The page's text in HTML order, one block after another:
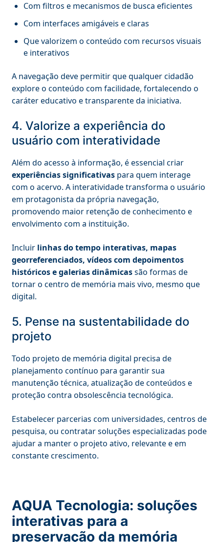
Com filtros e mecanismos de busca eficientes
Com interfaces amigáveis e claras
Que valorizem o conteúdo com recursos visuais
e interativos
A navegação deve permitir que qualquer cidadão
explore o conteúdo com facilidade, fortalecendo o
caráter educativo e transparente da iniciativa.
4. Valorize a experiência do
usuário com interatividade
Além do acesso à informação, é essencial criar
experiências significativas para quem interage
com o acervo. A interatividade transforma o usuário
em protagonista da própria navegação,
promovendo maior retenção de conhecimento e
envolvimento com a instituição.
Incluir linhas do tempo interativas, mapas
georreferenciados, vídeos com depoimentos
históricos e galerias dinâmicassão formas de
tornar o centro de memória mais vivo, mesmo que
digital.
5. Pense na sustentabilidade do
projeto
Todo projeto de memória digital precisa de
planejamento contínuo para garantir sua
manutenção técnica, atualização de conteúdos e
proteção contra obsolescência tecnológica.
Estabelecer parcerias com universidades, centros de
pesquisa, ou contratar soluções especializadas pode
ajudar a manter o projeto ativo, relevante e em
constante crescimento.
AQUA Tecnologia: soluções
interativas para a
preservação da memória